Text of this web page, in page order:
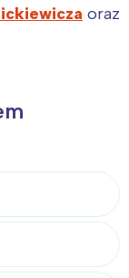
oraz